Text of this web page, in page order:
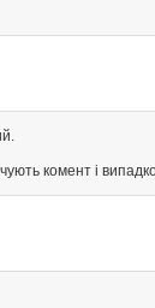
комент і